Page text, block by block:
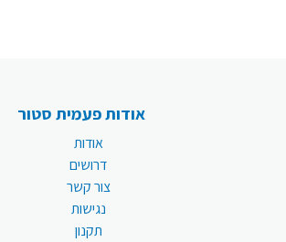
אודות פעמית סטור
אודות
דרושים
צור קשר
נגישות
תקנון